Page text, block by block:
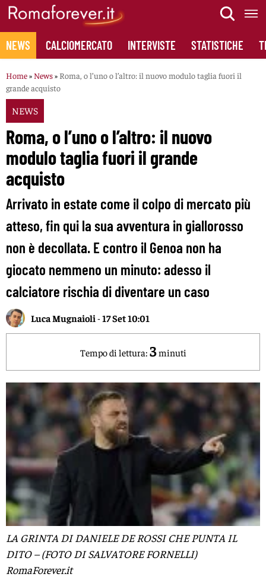
Skip
content
NEWS CALCIOMERCATO INTERVISTE STATISTICHE
Home» News» Roma, o l’uno o l’altro: il nuovo modulo taglia fuori il
grande acquisto
NEWS
Roma, o l’uno o l’altro: il nuovo
modulo taglia fuori il grande
acquisto
Arrivato in estate come il colpo di mercato più
atteso, fin qui la sua avventura in giallorosso
non è decollata. E contro il Genoa non ha
giocato nemmeno un minuto: adesso il
calciatore rischia di diventare un caso
Luca Mugnaioli -17 Set 10:01
Tempo di lettura: 3minuti
LA GRINTA DI DANIELE DE ROSSI CHE PUNTA IL
DITO – (FOTO DI SALVATORE FORNELLI)
RomaForever.it